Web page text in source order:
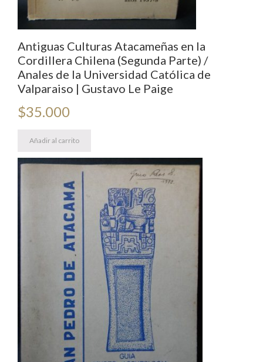
Antiguas Culturas Atacameñas en la
Cordillera Chilena (Segunda Parte) /
Anales de la Universidad Católica de
Valparaiso | Gustavo Le Paige
$35.000
Añadir al carrito